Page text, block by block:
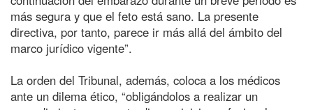
más segura y que el feto está sano. La presente
directiva, por tanto, parece ir más allá del ámbito del
marco jurídico vigente”.
La orden del Tribunal, además, coloca a los médicos
ante un dilema ético, “obligándolos a realizar un